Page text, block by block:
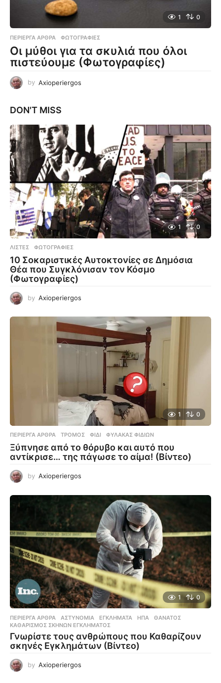
1 0
ΠΕΡΊΕΡΓΑ ΆΡΘΡΑ ,ΦΩΤΟΓΡΑΦΊΕΣ
Οι μύθοι για τα σκυλιά που όλοι
πιστεύουμε (Φωτογραφίες)
by Axioperiergos
DON'T MISS
1 0
ΛΊΣΤΕΣ ,ΦΩΤΟΓΡΑΦΊΕΣ
10 Σοκαριστικές Αυτοκτονίες σε Δημόσια
Θέα που Συγκλόνισαν τον Κόσμο
(Φωτογραφίες)
by Axioperiergos
1 0
ΠΕΡΊΕΡΓΑ ΆΡΘΡΑ ΤΡΌΜΟΣ ,ΦΊΔΙ ,ΦΎΛΑΚΑΣ ΦΙΔΙΏΝ
Ξύπνησε από το θόρυβο και αυτό που
αντίκρισε… της πάγωσε το αίμα! (Βίντεο)
by Axioperiergos
1 0
ΠΕΡΊΕΡΓΑ ΆΡΘΡΑ ΑΣΤΥΝΟΜΊΑ ,ΕΓΚΛΉΜΑΤΑ ,ΗΠΑ ,ΘΆΝΑΤΟΣ
ΚΑΘΑΡΙΣΜΌΣ ΣΚΗΝΏΝ ΕΓΚΛΉΜΑΤΟΣ
Γνωρίστε τους ανθρώπους που Καθαρίζουν
σκηνές Εγκλημάτων (Βίντεο)
by Axioperiergos